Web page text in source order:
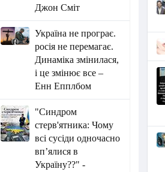
Джон Сміт
Україна не програє.
росія не перемагає.
Динаміка змінилася,
і це змінює все –
Енн Епплбом
"Синдром
стерв'ятника: Чому
всі сусіди одночасно
вп’ялися в
Україну??" -